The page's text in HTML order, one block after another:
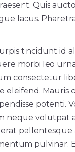
Quis
lacus.
tincidunt id
morbi leo
consectetur
eleifend.
potenti.
neque volutpat
erat
pulvinar.